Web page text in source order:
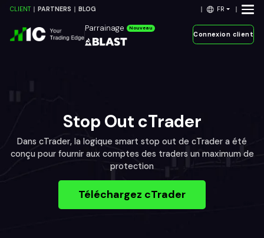
CLIENT PARTNERS BLOG FR
Parrainage Nouveau
Connexion client
Stop Out cTrader
Dans cTrader, la logique smart stop out de cTrader a été
conçu pour fournir aux comptes des traders un maximum de
protection
Téléchargez cTrader